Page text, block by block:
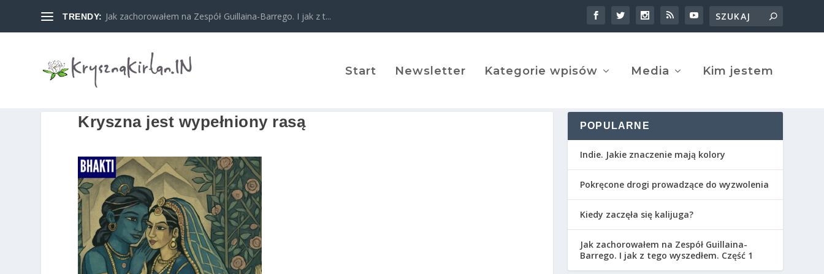
TRENDY: Jak zachorowałem na Zespół Guillaina-Barrego. I jak z t...
Start Newsletter Kategorie wpisów Media Kim jestem
Kryszna jest wypełniony rasą POPULARNE
Indie. Jakie znaczenie mają kolory
Pokręcone drogi prowadzące do wyzwolenia
Kiedy zaczęła się kalijuga?
Jak zachorowałem na Zespół Guillaina-
Barrego. I jak z tego wyszedłem. Część 1